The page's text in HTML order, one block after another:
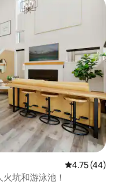
平均评分
4.75 (44)
坑和游泳池！